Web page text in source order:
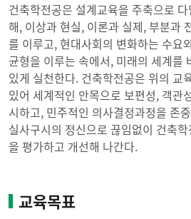
건축학전공은 설계교육을 주축으로
해, 이상과 현실, 이론과 실제, 부분과
를 이루고, 현대사회의 변화하는 수요
균형을 이루는 속에서, 미래의 세계를
있게 실천한다. 건축학전공은 위의 교
있어 세계적인 안목으로 보편성, 객관
시하고, 민주적인 의사결정과정을 존
실사구시의 정신으로 끊임없이 건축
을 평가하고 개선해 나간다.
교육목표